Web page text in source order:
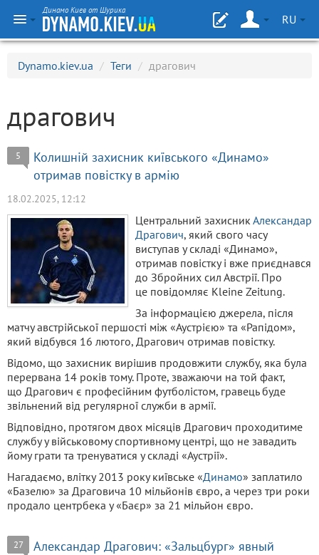
Динамо Киев от Шурика
RU
Dynamo.kiev.ua / Теги / драгович
драгович
5
Колишній захисник київського «Динамо»
отримав повістку в армію
18.02.2025, 12:12
Центральний захисникАлександар
Драгович, який свого часу
виступав у складі «Динамо»,
отримав повістку і вже приєднався
до Збройних сил Австрії. Про
це повідомляє Kleine Zeitung.
За інформацією джерела, після
матчу австрійської першості між «Аустрією» та «Рапідом»,
який відбувся 16 лютого, Драгович отримав повістку.
Відомо, що захисник вирішив продовжити службу, яка була
перервана 14 років тому. Проте, зважаючи на той факт,
що Драгович є професійним футболістом, гравець буде
звільнений від регулярної служби в армії.
Відповідно, протягом двох місяців Драгович проходитиме
службу у військовому спортивному центрі, що не завадить
йому грати та тренуватися у складі «Аустрії».
Нагадаємо, влітку 2013 року київське «Динамо» заплатило
«Базелю» за Драговича 10 мільйонів євро, а через три роки
продало центрбека у «Баєр» за 21 мільйон євро.
27
Александар Драгович: «Зальцбург» явный